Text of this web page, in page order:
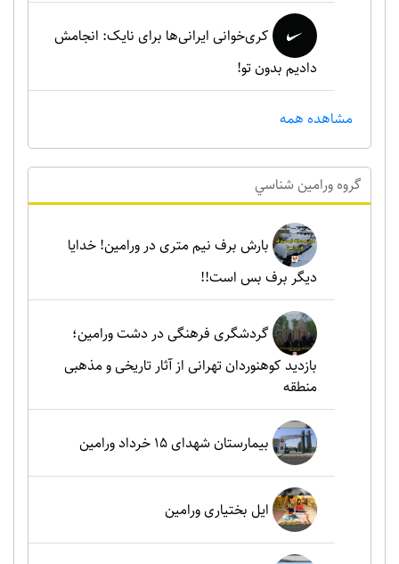
کری‌خوانی ایرانی‌ها برای نایک: انجامش
دادیم بدون تو!
مشاهده همه
گروه ورامين شناسي
بارش برف نیم متری در ورامین! خدایا
دیگر برف بس است!!
گردشگری فرهنگی در دشت ورامین؛
بازدید کوهنوردان تهرانی از آثار تاریخی و مذهبی
منطقه
بیمارستان شهدای 15 خرداد ورامین
ایل بختیاری ورامین